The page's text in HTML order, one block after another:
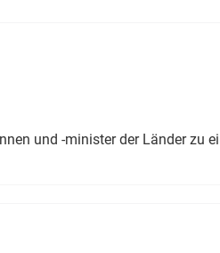
und -minister der Länder zu